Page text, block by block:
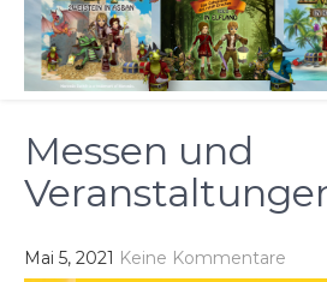
Messen und
Mai 5, 2021 Keine Kommentare